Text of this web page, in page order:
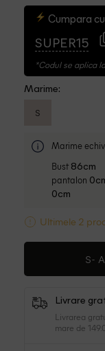
Cumpara
SUPER15
*Codul se aplica
Marime:
S
Marime
Bust 86cm
pantalon
0cm
Ultimele 2
S-
Livrare
Livrarea
mare de